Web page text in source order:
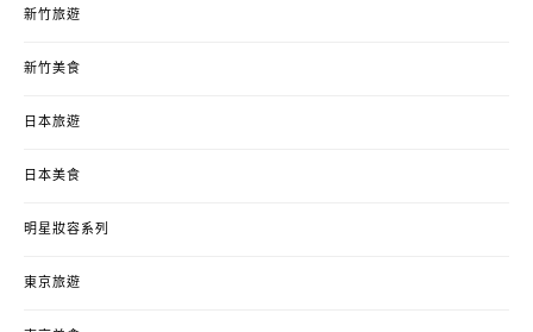
新竹旅遊
新竹美食
日本旅遊
日本美食
明星妝容系列
東京旅遊